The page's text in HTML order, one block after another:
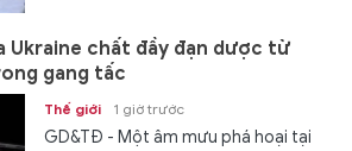
Ukraine chất đầy đạn dược từ
gang tấc
Thế giới 1 giờ trước
GD&TĐ - Một âm mưu phá hoại tại